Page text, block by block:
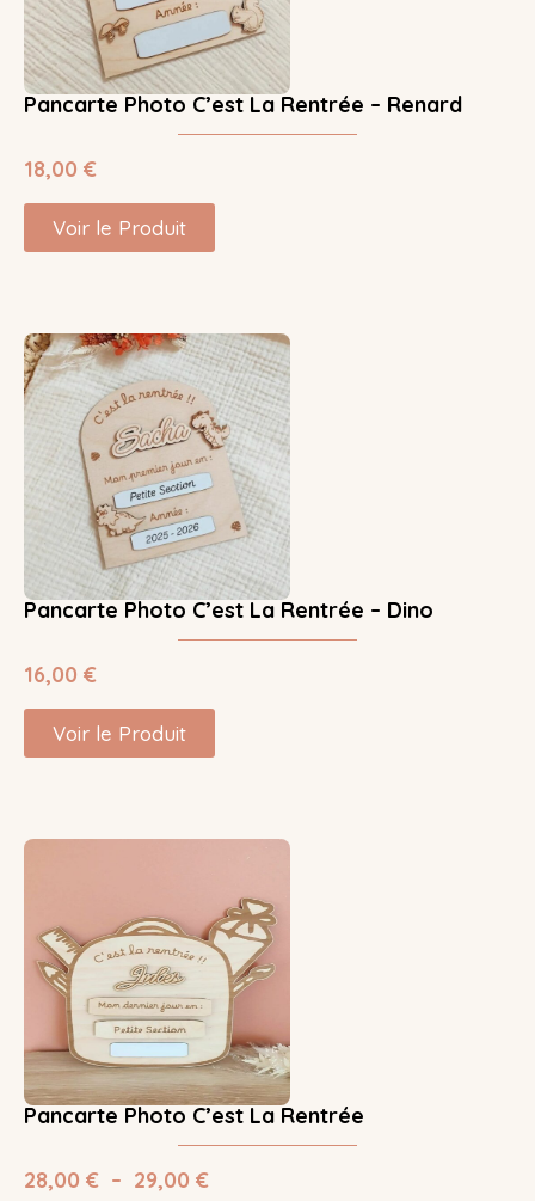
Pancarte Photo C’est La Rentrée – Renard
18,00 €
Voir le Produit
Pancarte Photo C’est La Rentrée – Dino
16,00 €
Voir le Produit
Pancarte Photo C’est La Rentrée
28,00 € – 29,00 €